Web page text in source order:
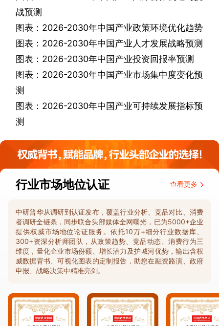
战预测
图表： 2026-2030年中国产业政策环境优化趋势
图表： 2026-2030年中国产业人才发展战略预测
图表： 2026-2030年中国产业投资回报率预测
图表： 2026-2030年中国产业市场集中度变化预
测
图表： 2026-2030年中国产业可持续发展指标预
测
行业市场地位认证 查看更多
中研普华从调研到认证发布，覆盖行业分析、竞品对比、消费
者调研全链条，同步联合头部媒体全网曝光，已为5000+企业
提供权威市场地位论证服务。依托10万+细分行业数据库、
300+资深分析师团队，从政策趋势、竞品动态、消费行为三
维度，量化企业市场份额、增长潜力及护城河优势，输出含权
威数据背书、可视化图表的定制报告，助您在融资路演、政府
申报、战略决策中精准亮剑。